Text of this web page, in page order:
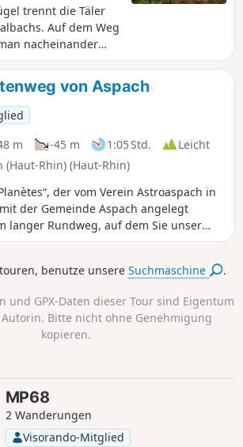
trennt die Täler
Auf dem Weg
nacheinander
einen von
Steinbruch,
Pfad und die
die Kalköfen von
taucht plötzlich das
eingefroren in
von Aspach
m -45 m 1:05 Std.
Leicht
(Haut-Rhin) (Haut-Rhin)
der vom Verein Astroaspach in
der Gemeinde Aspach angelegt
langer Rundweg, auf dem Sie unser
originelle Weise entdecken können. Dazu
darstellen: 1 zurückgelegter
für eine Reise!Entlang des Weges
Spaziergang durch den Wald von La
(1862) und die ländliche Umgebung
durch die Gassen von Aspach
der dem Wasserschutz und der
ist) durchqueren.
benutze unsereSuchmaschine .
und GPX-Daten dieser Tour sind Eigentum
Bitte nicht ohne Genehmigung
kopieren.
MP68
2 Wanderungen
Visorando-Mitglied